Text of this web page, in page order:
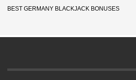
BEST GERMANY BLACKJACK BONUSES